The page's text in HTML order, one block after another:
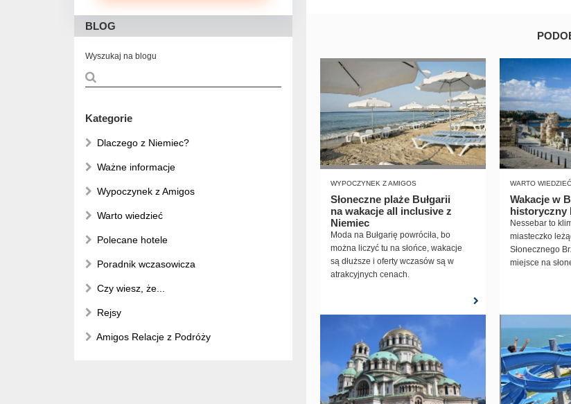
WYPOCZYNEK Z AMIGOS
Słoneczne plaże Bułgarii
na wakacje all inclusive z
Niemiec
Moda na Bułgarię powróciła, bo
można liczyć tu na słońce, wakacje
są dłuższe i oferty wczasów są w
atrakcyjnych cenach.
WARTO WIEDZIEĆ
Wakacje w
historyczny
Nessebar to
miasteczko
Słonecznego
miejsce na
BLOG
Wyszukaj na blogu
Kategorie
Dlaczego z Niemiec?
Ważne informacje
Wypoczynek z Amigos
Warto wiedzieć
Polecane hotele
Poradnik wczasowicza
Czy wiesz, że...
Rejsy
Amigos Relacje z Podróży